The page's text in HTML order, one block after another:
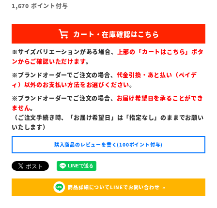
1,670 ポイント付与
※サイズバリエーションがある場合、 上部の「カートはこちら」ボタ
ンからご確認いただけます。
※ブランドオーダーでご注文の場合、 代金引換・あと払い（ペイデ
ィ）以外のお支払い方法をお選びください。
※ブランドオーダーでご注文の場合、 お届け希望日を承ることができ
ません。
（ご注文手続き時、「お届け希望日」は「指定なし」のままでお願い
いたします）
購入商品のレビューを書く(100ポイント付与)
商品詳細についてLINEでお問い合わせ